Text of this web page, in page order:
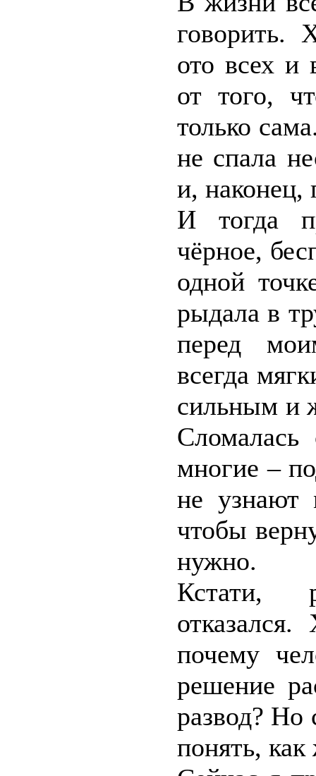
говорить.
ото всех и
от того,
только
не спала
и, наконец,
И тогда
чёрное,
одной
рыдала в
перед
всегда
сильным и
многие –
не узнают
чтобы
нужно.
Кстати,
почему
решение
развод? Но
понять,